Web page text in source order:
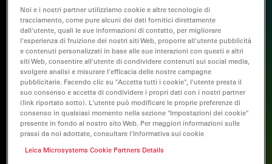
applicative, scoprite le basi della microscopia e le
tecnologie di punta. Entrate a far parte della comunità
di Science Lab e condividete la vostra esperienza.
Noi e i nostri partner utilizziamo cookie e altre tecnologie di
tracciamento, come pure alcuni dei dati fornitici direttamente
dall'utente, quali le sue informazioni di contatto, per migliorare
l'esperienza di fruizione dei nostri siti Web, proporre all'utente pubblicità
e contenuti personalizzati in base alle sue interazioni con questi e altri
siti Web, consentire all'utente di condividere contenuti sui social media,
svolgere analisi e misurare l'efficacia delle nostre campagne
pubblicitarie. Facendo clic su "Accetta tutti i cookie", l'utente presta il
suo consenso e accetta di condividere i propri dati con i nostri partner
(link riportato sotto). L'utente può modificare le proprie preferenze di
consenso in qualsiasi momento nella sezione "Impostazioni dei cookie"
presente in fondo al nostro sito Web. Per maggiori informazioni sulle
prassi da noi adottate, consultare l'Informativa sui cookie
Leica Microsystems Cookie Partners Details